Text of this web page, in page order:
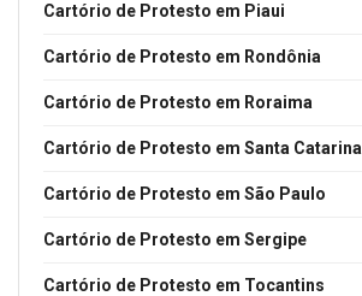
Cartório de Protesto em Piaui
Cartório de Protesto em Rondônia
Cartório de Protesto em Roraima
Cartório de Protesto em Santa Catarina
Cartório de Protesto em São Paulo
Cartório de Protesto em Sergipe
Cartório de Protesto em Tocantins